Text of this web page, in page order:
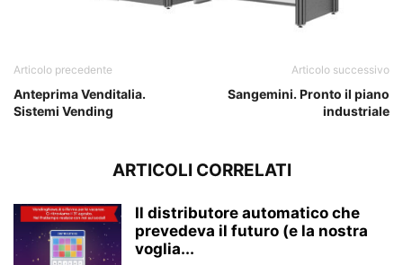
Articolo precedente
Anteprima Venditalia.
Sistemi Vending
Articolo successivo
Sangemini. Pronto il piano
industriale
ARTICOLI CORRELATI
Il distributore automatico che
prevedeva il futuro (e la nostra
voglia...